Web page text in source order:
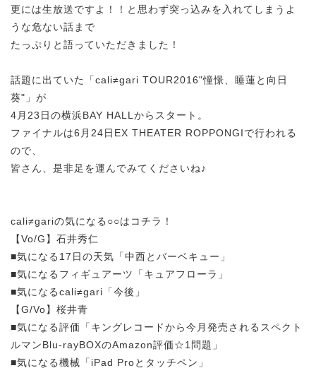
更には生放送ですよ！！と思わず突っ込みを入れてしまうよ
うな危ない話まで
たっぷりと語っていただきました！
話題に出ていた「cali≠gari TOUR2016"憧憬、睡蓮と向日
葵"」が
4月23日の横浜BAY HALLからスタート。
ファイナルは6月24日EX THEATER ROPPONGIで行われる
ので、
皆さん、是非足を運んでみてくださいね♪
cali≠gariの気になる○○はコチラ！
【Vo/G】石井秀仁
■気になる17日の天気「中西とバーベキュー」
■気になるフィギュアーツ「キュアフローラ」
■気になるcali≠gari「今後」
【G/Vo】桜井青
■気になる評価「キングレコードから今月発売されるスペクト
ルマンBlu-rayBOXのAmazon評価☆1問題」
■気になる機械「iPad Proとタッチペン」